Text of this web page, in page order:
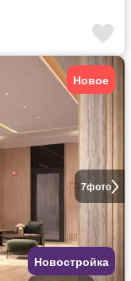
7фото
Новое
Новостройка